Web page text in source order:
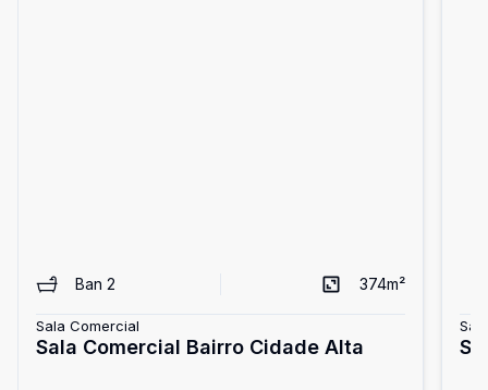
Ban 2 374m²
Sala Comercial
Sala Comercial Bairro Cidade Alta